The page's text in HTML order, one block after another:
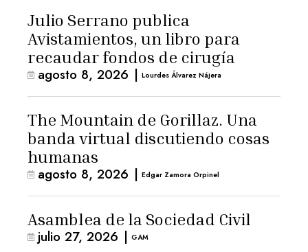
Julio Serrano publica
Avistamientos, un libro para
recaudar fondos de cirugía
agosto 8, 2026 | Lourdes Álvarez Nájera
The Mountain de Gorillaz. Una
banda virtual discutiendo cosas
humanas
agosto 8, 2026 | Edgar Zamora Orpinel
Asamblea de la Sociedad Civil
julio 27, 2026 | GAM